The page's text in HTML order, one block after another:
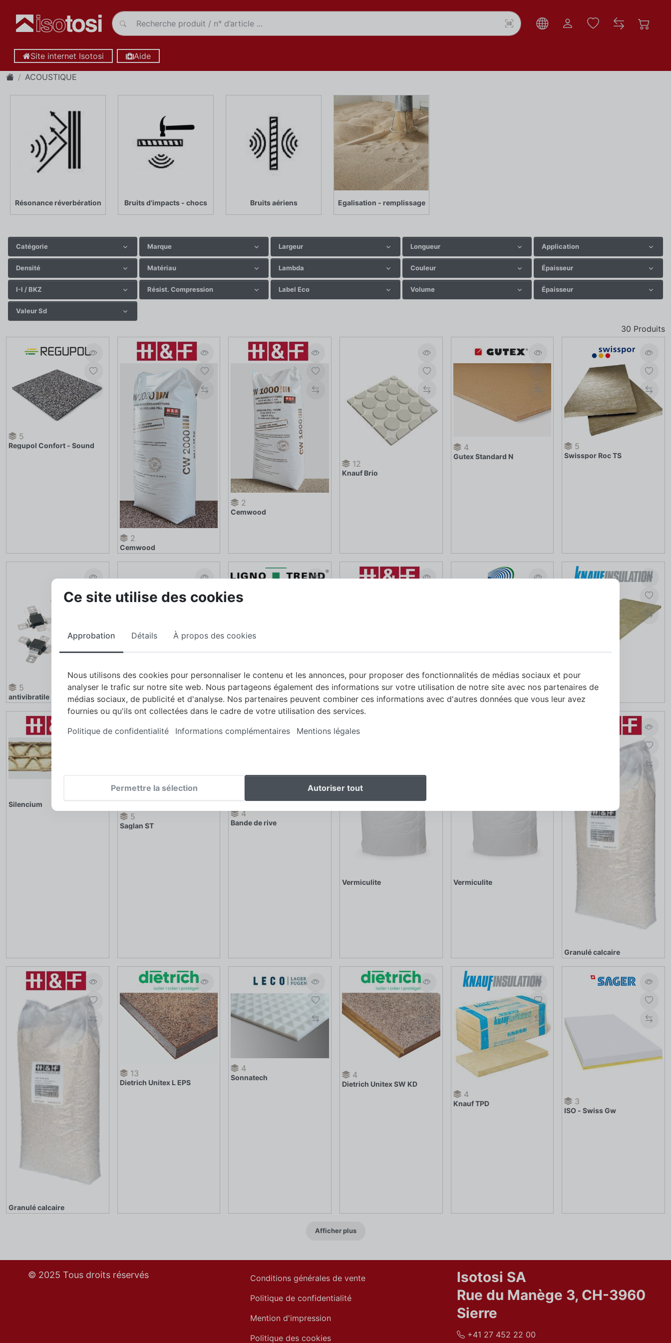
Site internet Isotosi Aide
ACOUSTIQUE
Résonance réverbération Bruits d'impacts - chocs Bruits aériens Egalisation - remplissage
Catégorie Marque Largeur Longueur Application
Densité Matériau Lambda Couleur Épaisseur
I-I / BKZ Résist. Compression Label Eco Volume Épaisseur
Valeur Sd
30 Produits
5
Regupol Confort - Sound
2
Cemwood
2
Cemwood
12
Knauf Brio
4
Gutex Standard N
5
Swisspor Roc TS
5
antivibratile antivibratile
12
Ligno Akustik Light
Knauf TPS
Silencium
5
Saglan ST
4
Bande de rive
Vermiculite Vermiculite
Granulé calcaire
Granulé calcaire
13
Dietrich Unitex L EPS
4
Sonnatech 4
Dietrich Unitex SW KD
4
Knauf TPD 3
ISO - Swiss Gw
Afficher plus
© 2025 Tous droits réservés
Conditions générales de vente
Politique de confidentialité
Mention d'impression
Politique des cookies
Isotosi SA
Rue du Manège 3, CH-3960
Sierre
+41 27 452 22 00
Ce site utilise des cookies
Approbation Détails À propos des cookies
Nous utilisons des cookies pour personnaliser le contenu et les annonces, pour proposer des fonctionnalités de médias sociaux et pour
analyser le trafic sur notre site web. Nous partageons également des informations sur votre utilisation de notre site avec nos partenaires de
médias sociaux, de publicité et d'analyse. Nos partenaires peuvent combiner ces informations avec d'autres données que vous leur avez
fournies ou qu'ils ont collectées dans le cadre de votre utilisation des services.
Politique de confidentialité
Informations complémentaires Mentions légales
Permettre la sélection Autoriser tout